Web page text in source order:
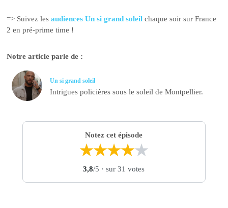
=> Suivez lesaudiences Un si grand soleil chaque soir sur France
2 en pré-prime time !
Notre article parle de :
Un si grand soleil
Intrigues policières sous le soleil de Montpellier.
Notez cet épisode
★★★★★
3,8/5 · sur 31 votes